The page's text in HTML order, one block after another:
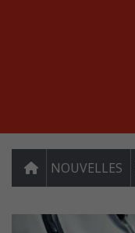
NOUVELLES